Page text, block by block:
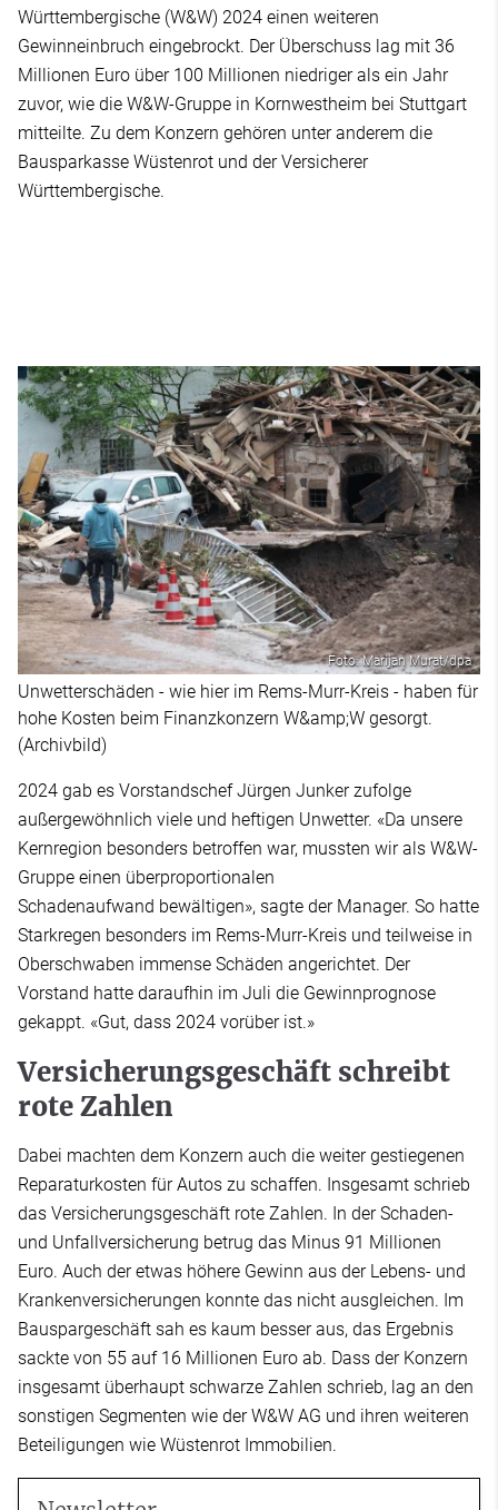
Württembergische (W&W) 2024 einen weiteren
Gewinneinbruch eingebrockt. Der Überschuss lag mit 36
Millionen Euro über 100 Millionen niedriger als ein Jahr
zuvor, wie die W&W-Gruppe in Kornwestheim bei Stuttgart
mitteilte. Zu dem Konzern gehören unter anderem die
Bausparkasse Wüstenrot und der Versicherer
Württembergische.
Foto: Marijan Murat/dpa
Unwetterschäden - wie hier im Rems-Murr-Kreis - haben für
hohe Kosten beim Finanzkonzern W&amp;W gesorgt.
(Archivbild)
2024 gab es Vorstandschef Jürgen Junker zufolge
außergewöhnlich viele und heftigen Unwetter. «Da unsere
Kernregion besonders betroffen war, mussten wir als W&W-
Gruppe einen überproportionalen
Schadenaufwand bewältigen», sagte der Manager. So hatte
Starkregen besonders im Rems-Murr-Kreis und teilweise in
Oberschwaben immense Schäden angerichtet. Der
Vorstand hatte daraufhin im Juli die Gewinnprognose
gekappt. «Gut, dass 2024 vorüber ist.»
Versicherungsgeschäft schreibt
rote Zahlen
Dabei machten dem Konzern auch die weiter gestiegenen
Reparaturkosten für Autos zu schaffen. Insgesamt schrieb
das Versicherungsgeschäft rote Zahlen. In der Schaden-
und Unfallversicherung betrug das Minus 91 Millionen
Euro. Auch der etwas höhere Gewinn aus der Lebens- und
Krankenversicherungen konnte das nicht ausgleichen. Im
Bauspargeschäft sah es kaum besser aus, das Ergebnis
sackte von 55 auf 16 Millionen Euro ab. Dass der Konzern
insgesamt überhaupt schwarze Zahlen schrieb, lag an den
sonstigen Segmenten wie der W&W AG und ihren weiteren
Beteiligungen wie Wüstenrot Immobilien.